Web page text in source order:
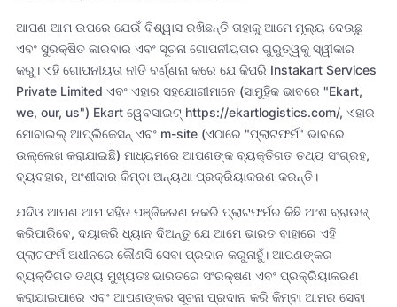
ଆପଣ ଆମ ଉପରେ ଯେଉଁ ବିଶ୍ୱାସ ରଖିଛନ୍ତି ତାହାକୁ ଆମେ ମୂଲ୍ୟ ଦେଉଛୁ
ଏବଂ ସୁରକ୍ଷିତ କାରବାର ଏବଂ ସୂଚନା ଗୋପନୀୟତାର ଗୁରୁତ୍ୱକୁ ସ୍ୱୀକାର
କରୁ। ଏହି ଗୋପନୀୟତା ନୀତି ବର୍ଣ୍ଣନା କରେ ଯେ କିପରି Instakart Services
Private Limited ଏବଂ ଏହାର ସହଯୋଗୀମାନେ (ସାମୁହିକ ଭାବରେ "Ekart,
we, our, us") Ekart ୱେବସାଇଟ୍ https://ekartlogistics.com/, ଏହାର
ମୋବାଇଲ୍ ଆପ୍ଲିକେସନ୍ ଏବଂ m-site (ଏଠାରେ "ପ୍ଲାଟଫର୍ମ" ଭାବରେ
ଉଲ୍ଲେଖ କରାଯାଇଛି) ମାଧ୍ୟମରେ ଆପଣଙ୍କ ବ୍ୟକ୍ତିଗତ ତଥ୍ୟ ସଂଗ୍ରହ,
ବ୍ୟବହାର, ଅଂଶୀଦାର କିମ୍ବା ଅନ୍ୟଥା ପ୍ରକ୍ରିୟାକରଣ କରନ୍ତି।
ଯଦିଓ ଆପଣ ଆମ ସହିତ ପଞ୍ଜିକରଣ ନକରି ପ୍ଲାଟଫର୍ମର କିଛି ଅଂଶ ବ୍ରାଉଜ୍
କରିପାରିବେ, ଦୟାକରି ଧ୍ୟାନ ଦିଅନ୍ତୁ ଯେ ଆମେ ଭାରତ ବାହାରେ ଏହି
ପ୍ଲାଟଫର୍ମ ଅଧୀନରେ କୌଣସି ସେବା ପ୍ରଦାନ କରୁନାହୁଁ। ଆପଣଙ୍କର
ବ୍ୟକ୍ତିଗତ ତଥ୍ୟ ମୁଖ୍ୟତଃ ଭାରତରେ ସଂରକ୍ଷଣ ଏବଂ ପ୍ରକ୍ରିୟାକରଣ
କରାଯାଇପାରେ ଏବଂ ଆପଣଙ୍କର ସୂଚନା ପ୍ରଦାନ କରି କିମ୍ବା ଆମର ସେବା